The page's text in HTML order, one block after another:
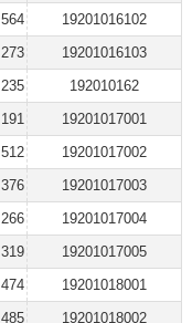
564
19201016102
273
19201016103
235
192010162
191
19201017001
512
19201017002
376
19201017003
266
19201017004
319
19201017005
474
19201018001
485
19201018002